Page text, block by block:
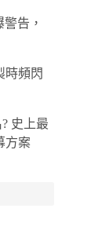
告，
時頻閃
史上最
方案